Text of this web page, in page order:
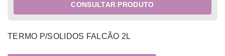
CONSULTAR PRODUTO
TERMO P/SOLIDOS FALCÃO 2L